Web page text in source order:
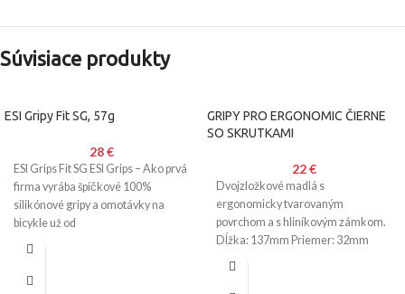
Súvisiace produkty
ESI Gripy Fit SG, 57g
28€
ESI Grips Fit SG ESI Grips – Ako prvá
firma vyrába špičkové 100%
silikónové gripy a omotávky na
bicykle už od
GRIPY PRO ERGONOMIC ČIERNE
SO SKRUTKAMI
22€
Dvojzložkové madlá s
ergonomicky tvarovaným
povrchom a s hliníkovým zámkom.
Dĺžka: 137mm Priemer: 32mm
Váha: 170g/pár